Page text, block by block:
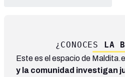
¿CONOCES LA
Este es el espacio de
y la comunidad investigan